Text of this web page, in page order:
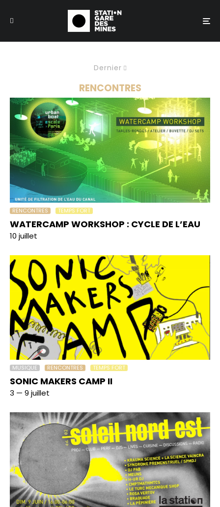
Dernier
RENCONTRES
RENCONTRES TEMPS FORT
WATERCAMP WORKSHOP : CYCLE DE L’EAU
10 juillet
MUSIQUE RENCONTRES TEMPS FORT
SONIC MAKERS CAMP II
3 — 9 juillet